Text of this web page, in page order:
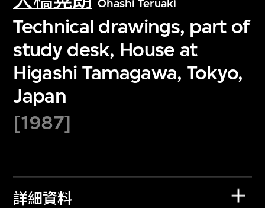
Ohashi Teruaki
Technical drawings, part of
study desk, House at
Higashi Tamagawa, Tokyo,
Japan
[1987]
詳細資料